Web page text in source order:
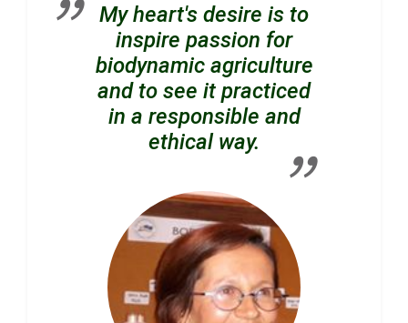
My heart's desire is to
inspire passion for
biodynamic agriculture
and to see it practiced
in a responsible and
ethical way.